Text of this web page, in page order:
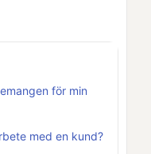
för min
med en kund?